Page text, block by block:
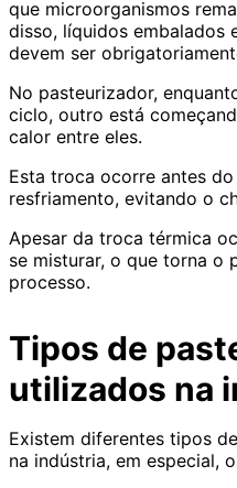
que microorganismos
disso, líquidos embalados
devem ser
No pasteurizador,
ciclo, outro está
calor entre eles.
Esta troca ocorre antes
resfriamento, evitando o
Apesar da troca térmica
se misturar, o que torna o
processo.
Tipos de
utilizados na
Existem diferentes tipos
na indústria, em especial,